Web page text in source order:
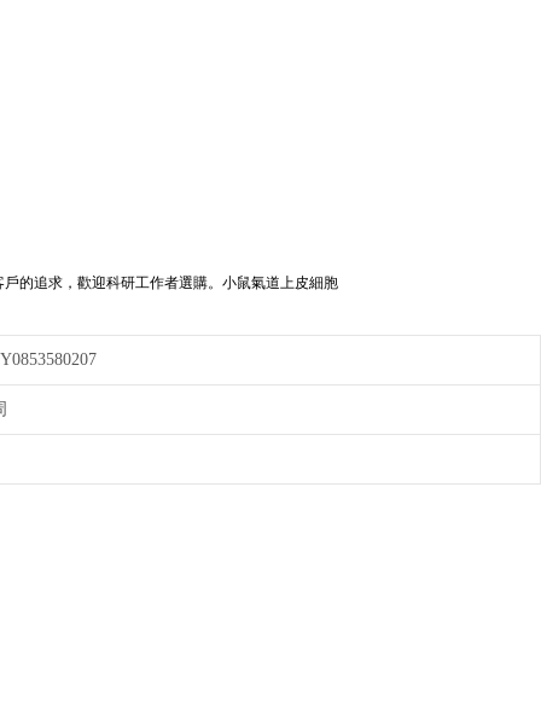
追求，歡迎科研工作者選購。小鼠氣道上皮細胞